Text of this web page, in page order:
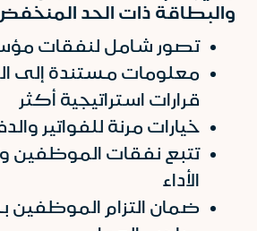
والبطاقة ذات الحد
تصور شامل لنفقات
معلومات مستندة إلى
قرارات استراتيجية أكثر
خيارات مرنة للفواتير
تتبع نفقات الموظفين
الأداء
ضمان التزام الموظفين